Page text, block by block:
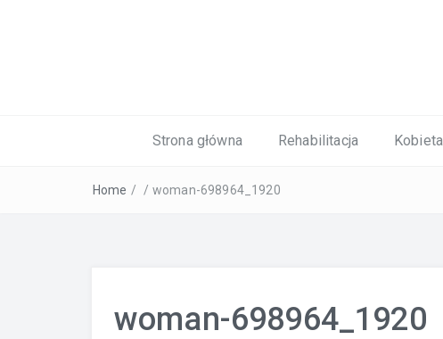
Strona główna Rehabilitacja Kobieta
Home / / woman-698964_1920
woman-698964_1920